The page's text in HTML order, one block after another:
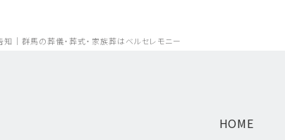
知｜群馬の葬儀・葬式・家族葬はベルセレモニー
HOME